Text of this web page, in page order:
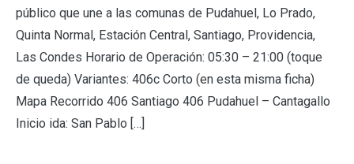
público que une a las comunas de Pudahuel, Lo Prado,
Quinta Normal, Estación Central, Santiago, Providencia,
Las Condes Horario de Operación: 05:30 – 21:00 (toque
de queda) Variantes: 406c Corto (en esta misma ficha)
Mapa Recorrido 406 Santiago 406 Pudahuel – Cantagallo
Inicio ida: San Pablo […]